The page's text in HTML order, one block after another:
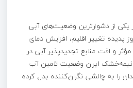
یکی از دشوارترین وضعیت‌های آبی
پدیده تغییر اقلیم، افزایش دمای
و افت منابع تجدیدپذیر آبی در
نیمه‌خشک ایران وضعیت تامین آب
را به چالشی نگران‌کننده بدل کرده